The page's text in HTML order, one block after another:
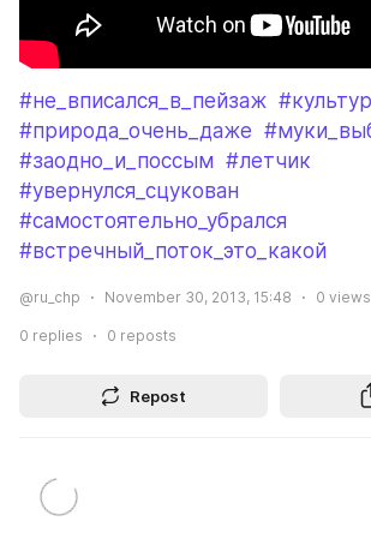
#не_вписался_в_пейзаж
#природа_очень_даже
#заодно_и_поссым #летчик
#увернулся_сцукован
#самостоятельно_убрался
#встречный_поток_это_какой
@ru_chp November 30, 2013, 15:48 0 views
0 replies 0 reposts
Repost